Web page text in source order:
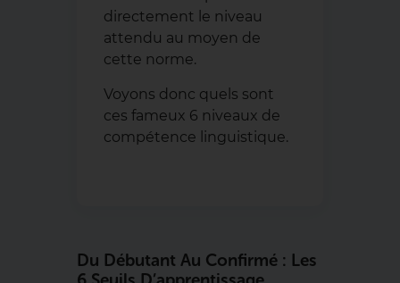
directement le niveau
attendu au moyen de
cette norme.
Voyons donc quels sont
ces fameux 6 niveaux de
compétence linguistique.
Du Débutant Au Confirmé : Les